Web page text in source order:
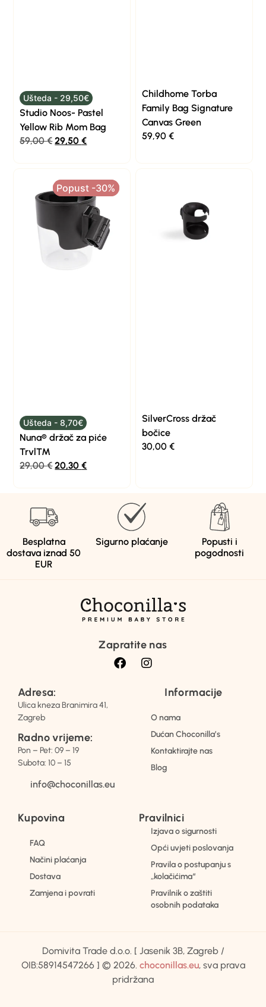
Ušteda - 29,50€
Studio Noos- Pastel
Yellow Rib Mom Bag
59,00€ 29,50€
Childhome Torba
Family Bag Signature
Canvas Green
59,90 €
Popust -30%
Popust -30%
Ušteda - 8,70€
Nuna® držač za piće
Trvl™
29,00€ 20,30€
SilverCross držač
bočice
30,00 €
Besplatna
dostava iznad 50
EUR
Sigurno plaćanje
Popusti i
pogodnosti
Zapratite nas
Adresa:
Ulica kneza Branimira 41,
Zagreb
Radno vrijeme:
Pon – Pet: 09 – 19
Subota: 10 – 15
info@choconillas.eu
Informacije
O nama
Dućan Choconilla’s
Kontaktirajte nas
Blog
Kupovina
FAQ
Načini plaćanja
Dostava
Zamjena i povrati
Pravilnici
Izjava o sigurnosti
Opći uvjeti poslovanja
Pravila o postupanju s
„kolačićima“
Pravilnik o zaštiti
osobnih podataka
Domivita Trade d.o.o. [ Jasenik 3B, Zagreb /
OIB:58914547266 ] © 2026. choconillas.eu, sva prava
pridržana